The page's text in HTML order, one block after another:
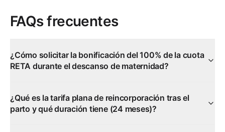
FAQs frecuentes
¿Cómo solicitar la bonificación del 100% de la cuota
RETA durante el descanso de maternidad?
¿Qué es la tarifa plana de reincorporación tras el
parto y qué duración tiene (24 meses)?